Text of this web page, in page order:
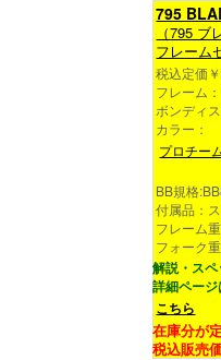
795
（795
フレーム
税込定価
フレーム
ボンディ
カラー：
プロチー
BB規格
付属品：
フレーム
フォーク
解説・ス
詳細ページ
こちら
在庫分が
税込販売